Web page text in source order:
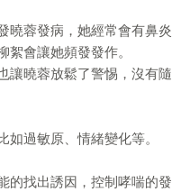
曉蓉發病，她經常會有鼻炎
會讓她頻發發作。
讓曉蓉放鬆了警惕，沒有隨
過敏原、情緒變化等。
的找出誘因，控制哮喘的發